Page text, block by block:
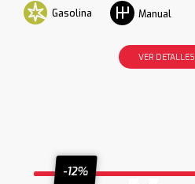
Gasolina Manual
VER DETALLES
-12%